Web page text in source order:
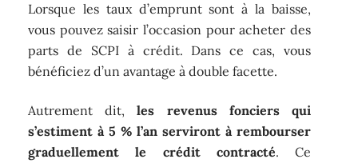
Lorsque les taux d’emprunt sont à la baisse,
vous pouvez saisir l’occasion pour acheter des
parts de SCPI à crédit. Dans ce cas, vous
bénéficiez d’un avantage à double facette.
Autrement dit,les revenus fonciers qui
s’estiment à 5 % l’an serviront à rembourser
graduellement le crédit contracté. Ce